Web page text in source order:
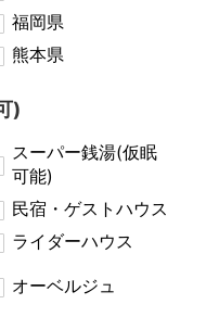
福岡県
熊本県
)
スーパー銭湯(仮眠
可能)
民宿・ゲストハウス
ライダーハウス
オーベルジュ